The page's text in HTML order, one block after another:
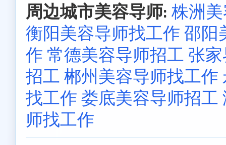
周边城市美容导师: 株洲
衡阳美容导师找工作 邵阳
作 常德美容导师招工 张
招工 郴州美容导师找工作
找工作 娄底美容导师招工
师找工作